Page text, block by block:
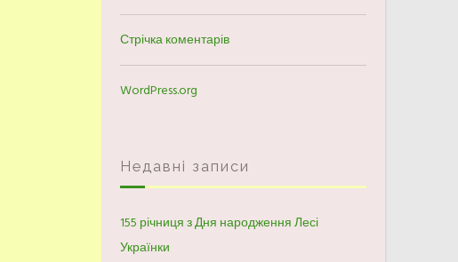
Стрічка коментарів
WordPress.org
Недавні записи
155 річниця з Дня народження Лесі
Українки